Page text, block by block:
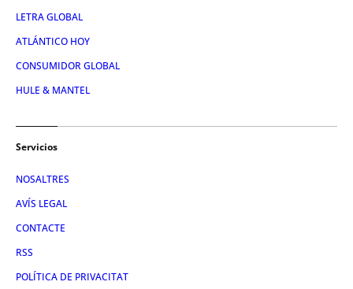
LETRA GLOBAL
ATLÁNTICO HOY
CONSUMIDOR GLOBAL
HULE & MANTEL
Servicios
NOSALTRES
AVÍS LEGAL
CONTACTE
RSS
POLÍTICA DE PRIVACITAT